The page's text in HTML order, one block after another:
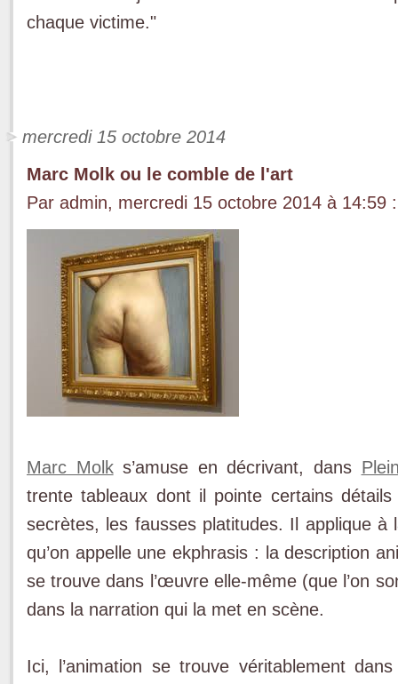
chaque victime."
mercredi 15 octobre 2014
Marc Molk ou le comble de l'art
Par admin, mercredi 15 octobre 2014 à 14:59
Marc Molks’amuse en décrivant, dans
trente tableaux dont il pointe certains
secrètes, les fausses platitudes. Il applique
qu’on appelle une ekphrasis : la description
se trouve dans l’œuvre elle-même (que l’on
dans la narration qui la met en scène.
Ici, l’animation se trouve véritablement